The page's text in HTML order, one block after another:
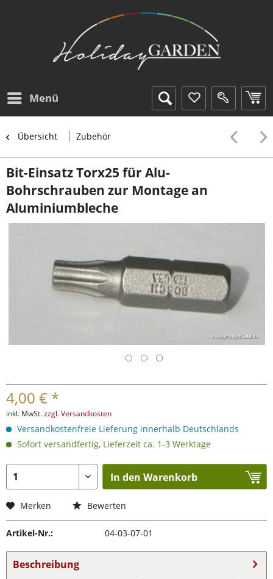
Menü
Übersicht Zubehör
Bit-Einsatz Torx25 für Alu-
Bohrschrauben zur Montage an
Aluminiumbleche
4,00 € *
inkl. MwSt.zzgl. Versandkosten
Versandkostenfreie Lieferung innerhalb Deutschlands
Sofort versandfertig, Lieferzeit ca. 1-3 Werktage
In den Warenkorb
Merken Bewerten
Artikel-Nr.: 04-03-07-01
Beschreibung